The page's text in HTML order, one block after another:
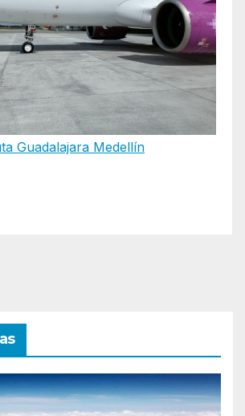
Guadalajara Medellín